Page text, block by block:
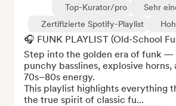
Top-Kurator/pro
Sehr
Zertifizierte Spotify-Playlist
🎧 FUNK PLAYLIST (Old-School
Step into the golden era of funk —
punchy basslines, explosive horns,
70s–80s energy.
This playlist highlights everything
the true spirit of classic fu...